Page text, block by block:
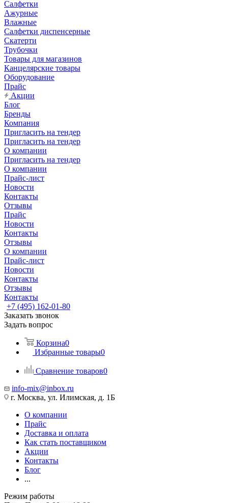
Салфетки
Ажурные
Влажные
Салфетки диспенсерные
Скатерти
Трубочки
Товары для магазинов
Канцелярские товары
Оборудование
Прайс
Акции
Блог
Бренды
Компания
Пригласить на тендер
Пригласить на тендер
О компании
Пригласить на тендер
О компании
Прайс-лист
Новости
Контакты
Отзывы
Прайс
Новости
Контакты
Отзывы
О компании
Прайс-лист
Новости
Контакты
Отзывы
Контакты
+7 (495) 162-01-80
Заказать звонок
Задать вопрос
Корзина0
Избранные товары0
Сравнение товаров0
info-mix@inbox.ru
г. Москва, ул. Илимская, д. 1Б
О компании
Прайс
Доставка и оплата
Как стать поставщиком
Акции
Контакты
Блог
...
Режим работы